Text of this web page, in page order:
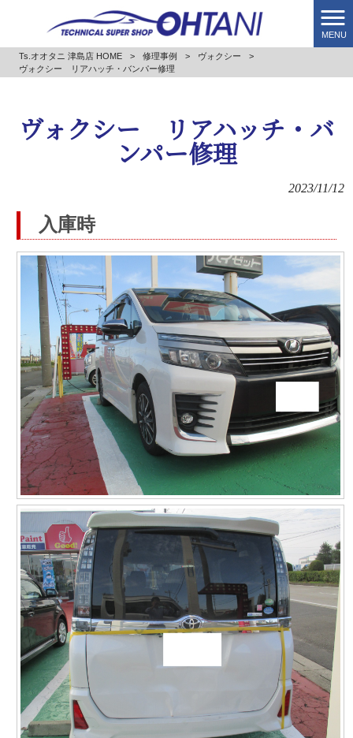
MENU
Ts.オオタニ 津島店 HOME > 修理事例 > ヴォクシー
>
ヴォクシー リアハッチ・バンパー修理
ヴォクシー リアハッチ・バ
ンパー修理
2023/11/12
入庫時